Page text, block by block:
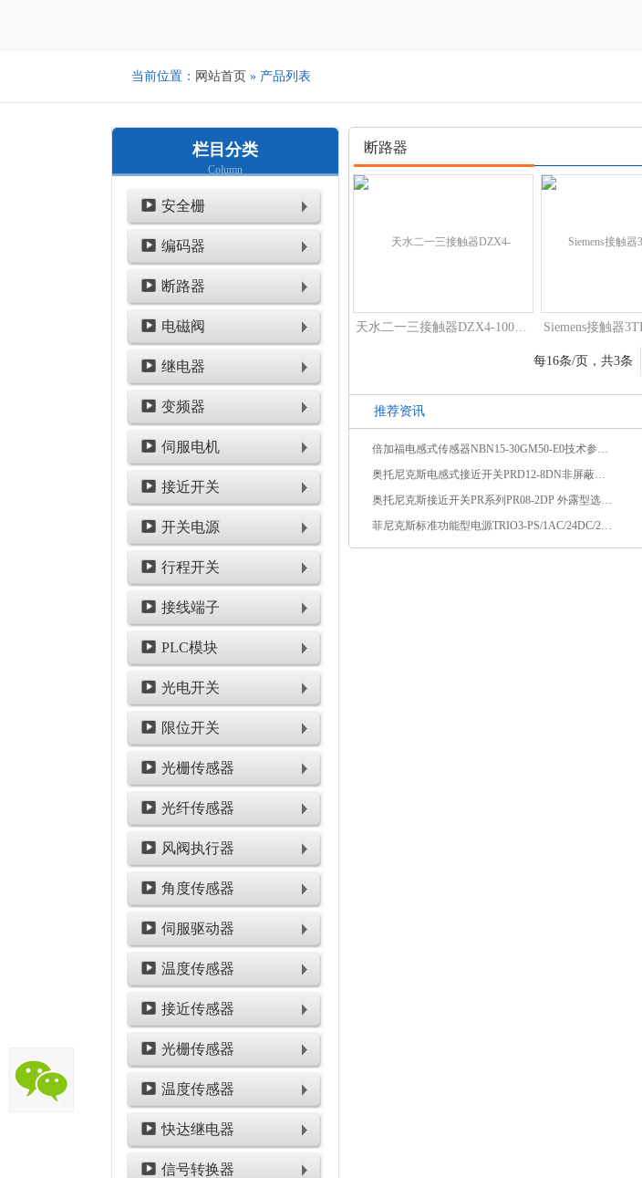
当前位置： 网站首页 » 产品列表
栏目分类
Column
安全栅
编码器
断路器
电磁阀
继电器
变频器
伺服电机
接近开关
开关电源
行程开关
接线端子
PLC模块
光电开关
限位开关
光栅传感器
光纤传感器
风阀执行器
角度传感器
伺服驱动器
温度传感器
接近传感器
光栅传感器
温度传感器
快达继电器
信号转换器
断路器
天水二一三接触器DZX4-100D63A3P规格型号
每16条/页，共3条
推荐资讯
倍加福电感式传感器NBN15-30GM50-E0技术参数相关介绍
奥托尼克斯电感式接近开关PRD12-8DN非屏蔽型技术参数介绍
奥托尼克斯接近开关PR系列PR08-2DP 外露型选购指南相关介绍
菲尼克斯标准功能型电源TRIO3-PS/1AC/24DC/20/CO货号1523020相关介绍